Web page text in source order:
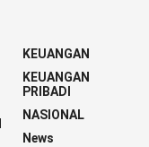
KEUANGAN
KEUANGAN
PRIBADI
NASIONAL
News